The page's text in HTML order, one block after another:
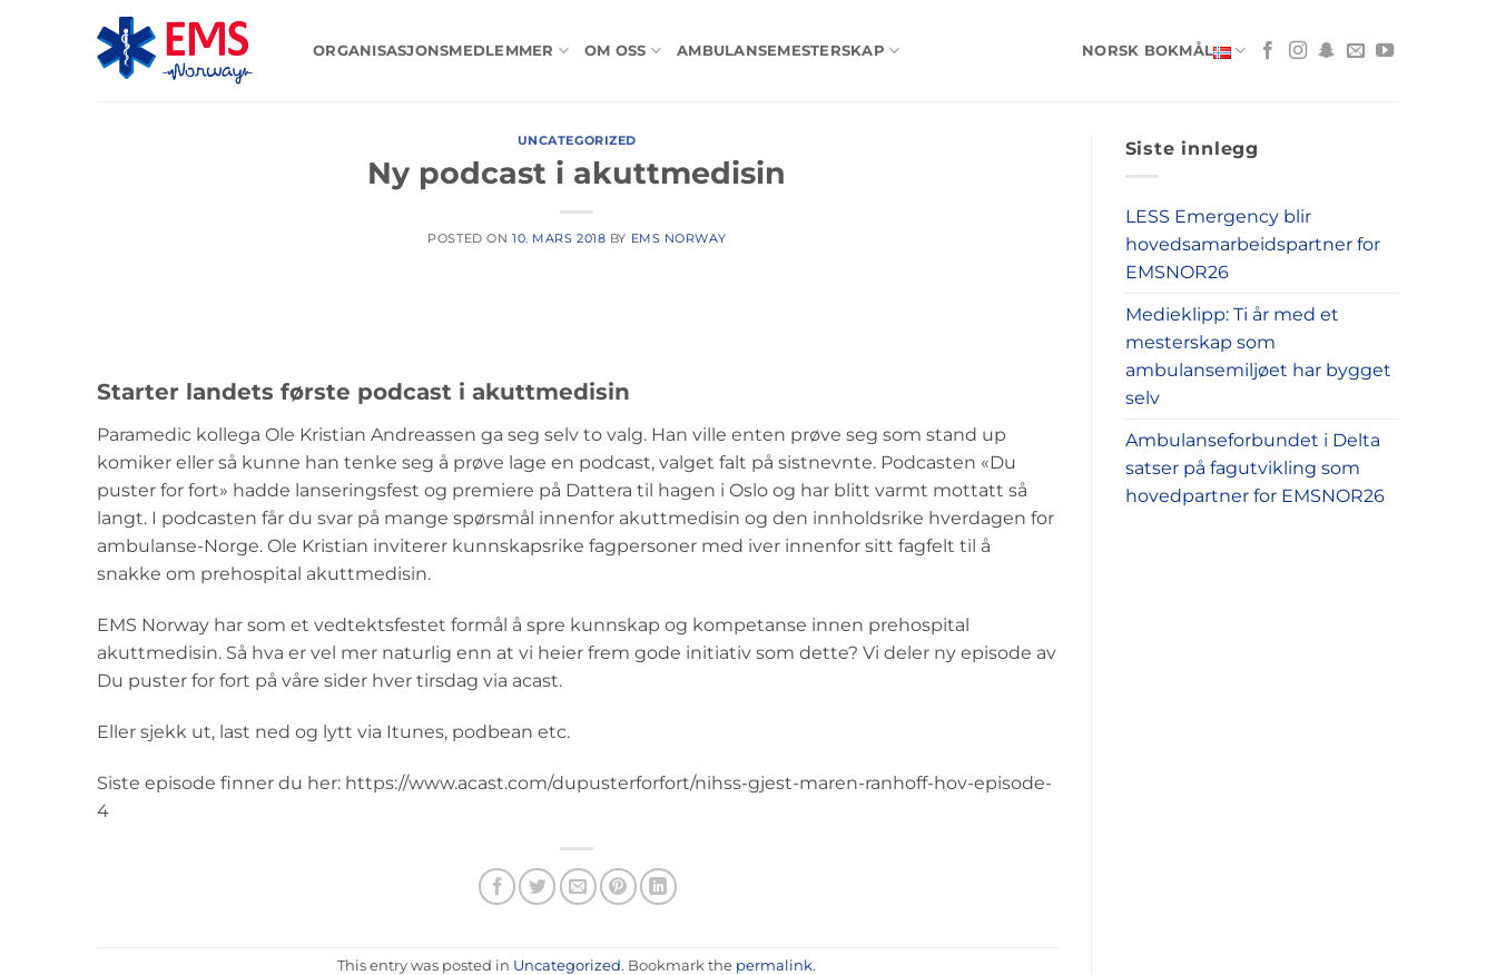
ORGANISASJONSMEDLEMMER OM OSS AMBULANSEMESTERSKAP NORSK BOKMÅL
UNCATEGORIZED
Ny podcast i akuttmedisin
POSTED ON 10. MARS 2018 BY EMS NORWAY
Starter landets første podcast i akuttmedisin
Paramedic kollega Ole Kristian Andreassen ga seg selv to valg. Han ville enten prøve seg som stand up
komiker eller så kunne han tenke seg å prøve lage en podcast, valget falt på sistnevnte. Podcasten «Du
puster for fort» hadde lanseringsfest og premiere på Dattera til hagen i Oslo og har blitt varmt mottatt så
langt. I podcasten får du svar på mange spørsmål innenfor akuttmedisin og den innholdsrike hverdagen for
ambulanse-Norge. Ole Kristian inviterer kunnskapsrike fagpersoner med iver innenfor sitt fagfelt til å
snakke om prehospital akuttmedisin.
EMS Norway har som et vedtektsfestet formål å spre kunnskap og kompetanse innen prehospital
akuttmedisin. Så hva er vel mer naturlig enn at vi heier frem gode initiativ som dette? Vi deler ny episode av
Du puster for fort på våre sider hver tirsdag via acast.
Eller sjekk ut, last ned og lytt via Itunes, podbean etc.
Siste episode finner du her: https://www.acast.com/dupusterforfort/nihss-gjest-maren-ranhoff-hov-episode-
4
This entry was posted in Uncategorized. Bookmark the permalink.
Siste innlegg
LESS Emergency blir
hovedsamarbeidspartner for
EMSNOR26
Medieklipp: Ti år med et
mesterskap som
ambulansemiljøet har bygget
selv
Ambulanseforbundet i Delta
satser på fagutvikling som
hovedpartner for EMSNOR26